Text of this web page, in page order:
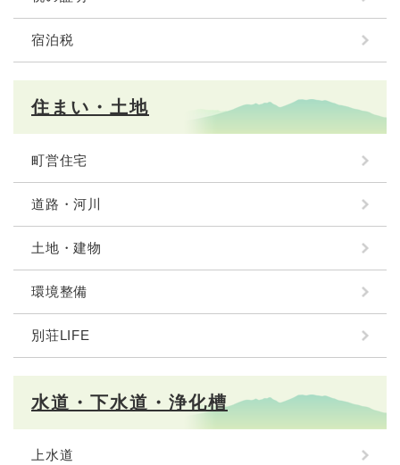
宿泊税
住まい・土地
町営住宅
道路・河川
土地・建物
環境整備
別荘LIFE
水道・下水道・浄化槽
上水道